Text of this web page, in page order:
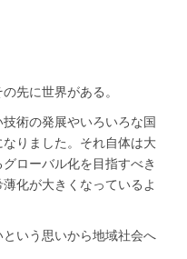
先に世界がある。
術の発展やいろいろな国
りました。それ自体は大
ローバル化を目指すべき
化が大きくなっているよ
いう思いから地域社会へ